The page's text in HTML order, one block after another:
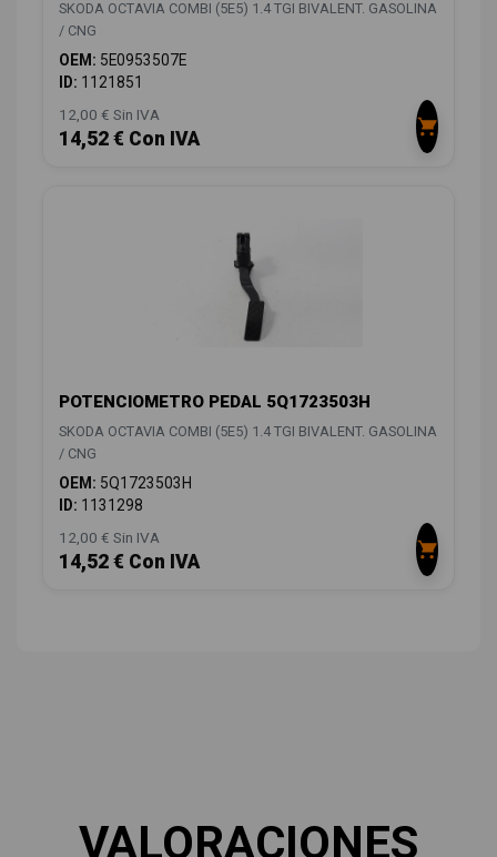
SKODA OCTAVIA COMBI (5E5) 1.4 TGI BIVALENT. GASOLINA
/ CNG
OEM: 5E0953507E
ID: 1121851
12,00 € Sin IVA
14,52 € Con IVA
POTENCIOMETRO PEDAL 5Q1723503H
SKODA OCTAVIA COMBI (5E5) 1.4 TGI BIVALENT. GASOLINA
/ CNG
OEM: 5Q1723503H
ID: 1131298
12,00 € Sin IVA
14,52 € Con IVA
VALORACIONES